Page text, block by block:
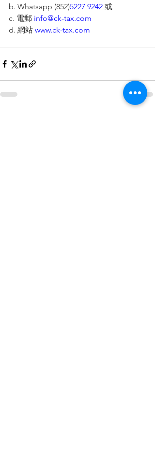
b. Whatsapp (852)5227 9242 或
c. 電郵 info@ck-tax.com
d. 網站 www.ck-tax.com